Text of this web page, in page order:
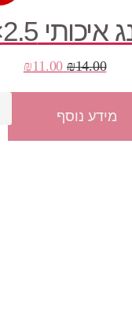
איכותי 2.5×9
₪14.00
המחיר
₪14.00.
₪11.00
מידע נוסף